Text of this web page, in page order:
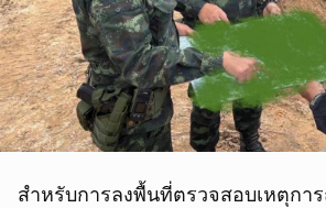
สำหรับการลงพื้นที่ตรวจสอบเหตุกา